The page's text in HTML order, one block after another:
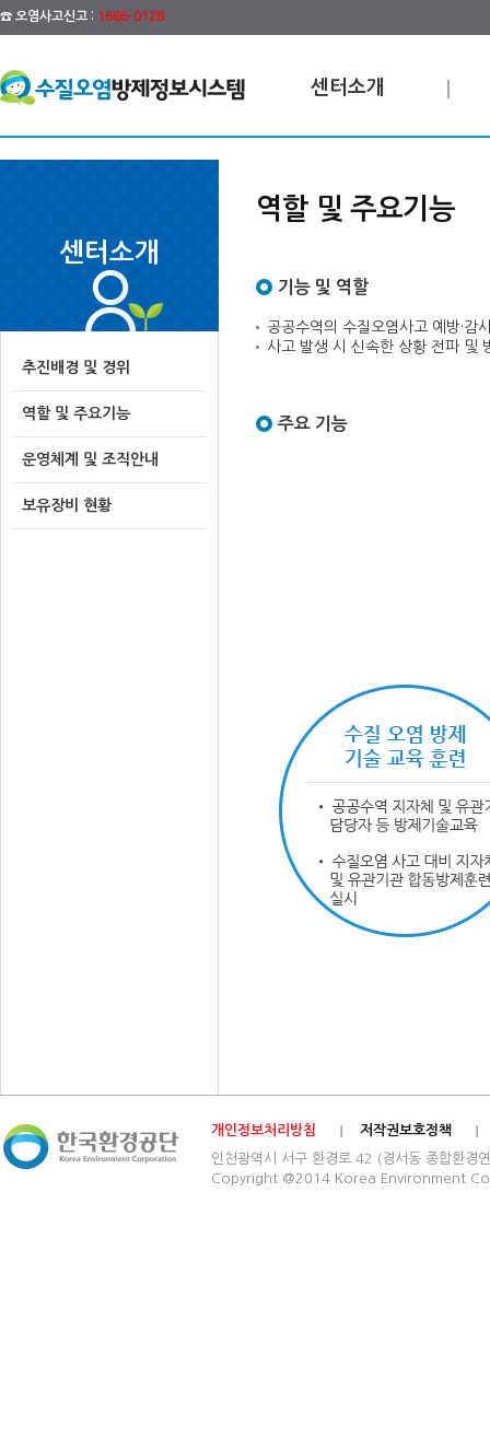
☎ 오염사고신고 : 1666-0128
센터소개
센터소개
추진배경 및 경위
역할 및 주요기능
운영체계 및 조직안내
보유장비 현황
역할 및 주요기능
기능 및 역할
공공수역의 수질오염사고 예방·감
사고 발생 시 신속한 상황 전파 및
주요 기능
개인정보처리방침
저작권보호정책
인천광역시 서구 환경로 42 (경서동 종합
Copyright @2014 Korea Environment